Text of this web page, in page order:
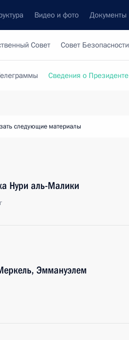
Видео и фото Документы
Совет Совет Безопасности
Сведения о Президенте
следующие материалы
Нури аль-Малики
Эммануэлем